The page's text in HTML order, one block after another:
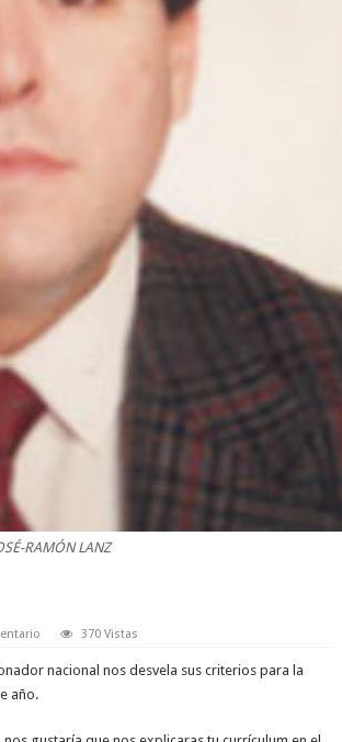
RAMÓN LANZ
370 Vistas
nacional nos desvela sus criterios para la
año.